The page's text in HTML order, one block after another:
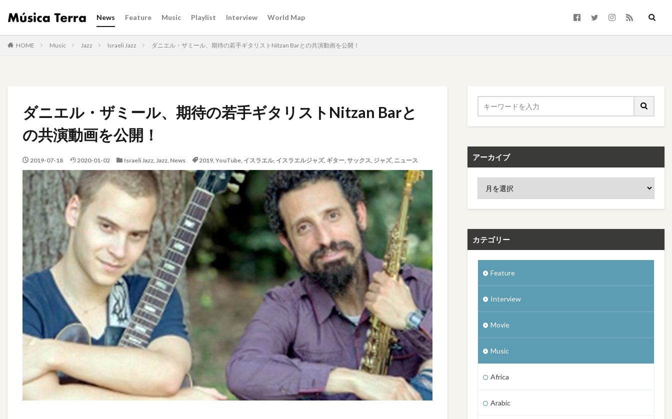
News Feature Music Playlist Interview World Map
HOME Music Jazz Israeli Jazz ダニエル・ザミール、期待の若手ギタリストNitzan Barとの共演動画を公開！
ダニエル・ザミール、期待の若手ギタリストNitzan Barと
の共演動画を公開！
2019-07-18 2020-01-02 Israeli Jazz, Jazz, News 2019, YouTube, イスラエル, イスラエルジャズ, ギター, サックス, ジャズ, ニュース アーカイブ
カテゴリー
Feature
Interview
Movie
Music
Africa
Arabic